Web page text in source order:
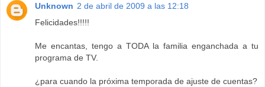
Unknown 2 de abril de 2009 a las 12:18
Felicidades!!!!!
Me encantas, tengo a TODA la familia enganchada a tu
programa de TV.
¿para cuando la próxima temporada de ajuste de cuentas?